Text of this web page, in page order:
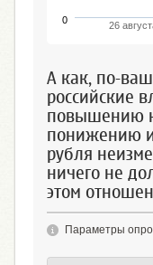
26
0
А как, по-
российские
повышению
понижению
рубля
ничего не
этом
Параметры